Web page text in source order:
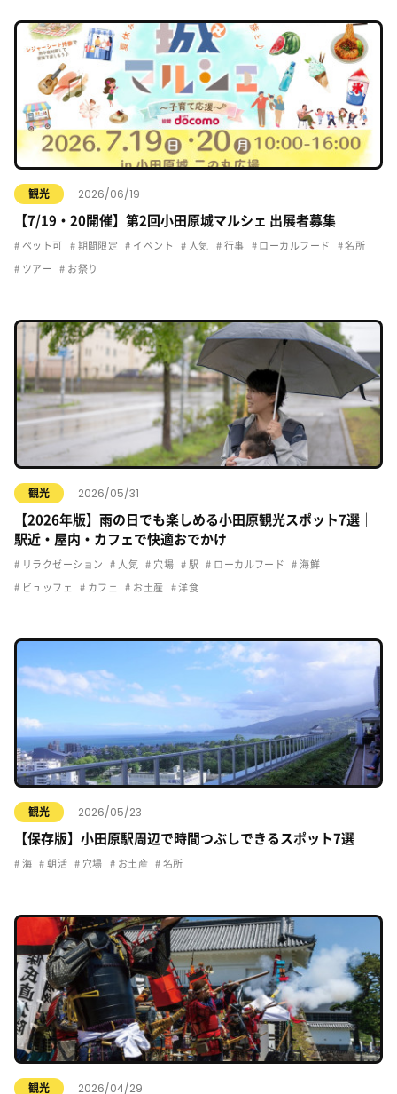
観光 2026/06/19
【7/19・20開催】第2回小田原城マルシェ 出展者募集
ペット可 期間限定 イベント 人気 行事 ローカルフード 名所
ツアー お祭り
観光 2026/05/31
【2026年版】雨の日でも楽しめる小田原観光スポット7選｜
駅近・屋内・カフェで快適おでかけ
リラクゼーション 人気 穴場 駅 ローカルフード 海鮮
ビュッフェ カフェ お土産 洋食
観光 2026/05/23
【保存版】小田原駅周辺で時間つぶしできるスポット7選
海 朝活 穴場 お土産 名所
観光 2026/04/29